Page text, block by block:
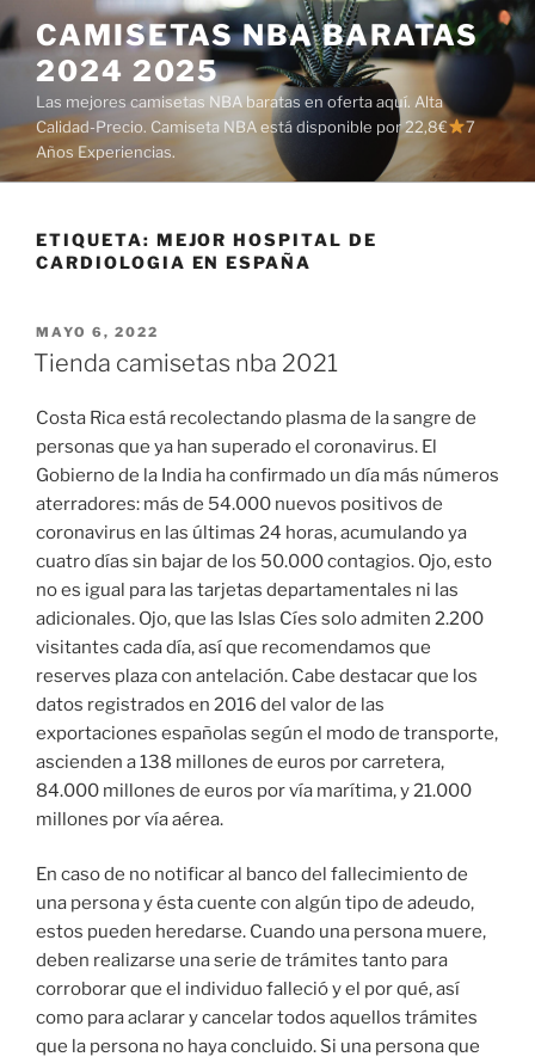
Saltar
al
contenido
CAMISETAS NBA BARATAS
2024 2025
Las mejores camisetas NBA baratas en oferta aquí. Alta
Calidad-Precio. Camiseta NBA está disponible por 22,8€
7
Años Experiencias.
ETIQUETA: MEJOR HOSPITAL DE
CARDIOLOGIA EN ESPAÑA
PUBLICADO
EL
MAYO 6, 2022
Tienda camisetas nba 2021
Costa Rica está recolectando plasma de la sangre de
personas que ya han superado el coronavirus. El
Gobierno de la India ha confirmado un día más números
aterradores: más de 54.000 nuevos positivos de
coronavirus en las últimas 24 horas, acumulando ya
cuatro días sin bajar de los 50.000 contagios. Ojo, esto
no es igual para las tarjetas departamentales ni las
adicionales. Ojo, que las Islas Cíes solo admiten 2.200
visitantes cada día, así que recomendamos que
reserves plaza con antelación. Cabe destacar que los
datos registrados en 2016 del valor de las
exportaciones españolas según el modo de transporte,
ascienden a 138 millones de euros por carretera,
84.000 millones de euros por vía marítima, y 21.000
millones por vía aérea.
En caso de no notificar al banco del fallecimiento de
una persona y ésta cuente con algún tipo de adeudo,
estos pueden heredarse. Cuando una persona muere,
deben realizarse una serie de trámites tanto para
corroborar que el individuo falleció y el por qué, así
como para aclarar y cancelar todos aquellos trámites
que la persona no haya concluido. Si una persona que